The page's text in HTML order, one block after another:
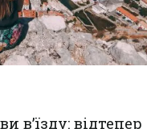
в’їзду: відтепер